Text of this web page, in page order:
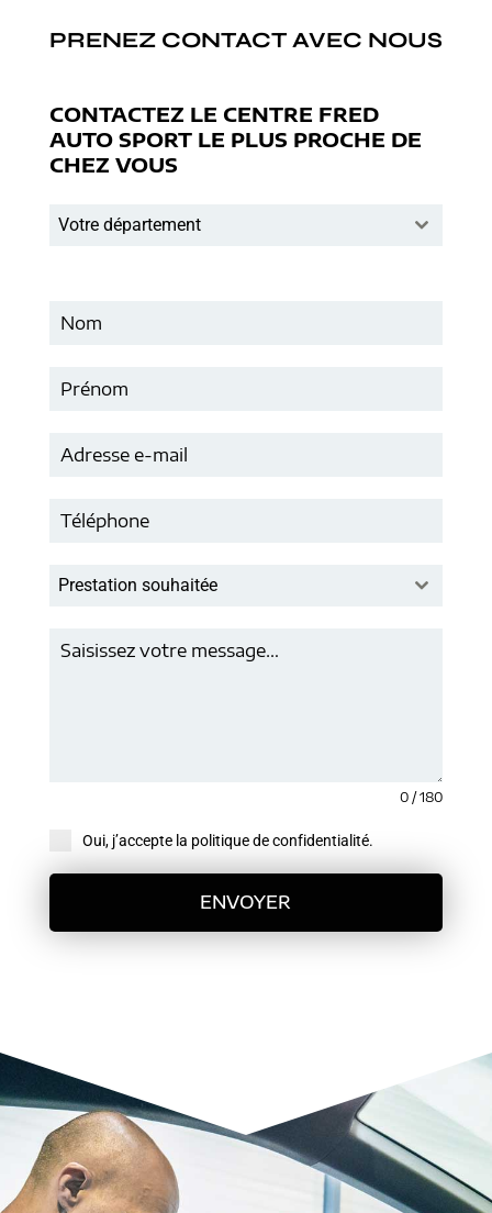
PRENEZ CONTACT AVEC NOUS
CONTACTEZ LE CENTRE FRED
AUTO SPORT LE PLUS PROCHE DE
CHEZ VOUS
Votre département
Prestation souhaitée
0 / 180
Oui, j’accepte la politique de confidentialité.
ENVOYER